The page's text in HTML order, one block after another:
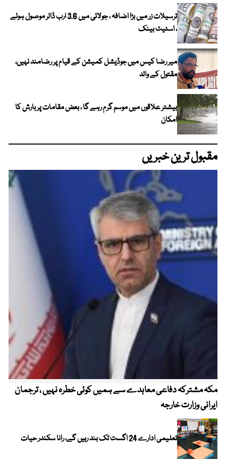
ترسیلات زر میں بڑا اضافہ ، جولائی میں 3.6 ارب ڈالر موصول ہوئے
، اسٹیٹ بینک
میر رضا کیس میں جوڈیشل کمیشن کے قیام پر رضامند نہیں،
مقتول کے والد
بیشتر علاقوں میں موسم گرم رہے گا ، بعض مقامات پر بارش کا
امکان
مقبول ترین خبریں
مکہ مشترکہ دفاعی معاہدے سے ہمیں کوئی خطرہ نہیں ، ترجمان
ایرانی وزارت خارجہ
تعلیمی ادارے 24 اگست تک بند رہیں گے، رانا سکندر حیات